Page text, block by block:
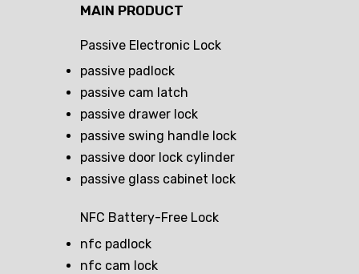
MAIN PRODUCT
Passive Electronic Lock
passive padlock
passive cam latch
passive drawer lock
passive swing handle lock
passive door lock cylinder
passive glass cabinet lock
NFC Battery-Free Lock
nfc padlock
nfc cam lock